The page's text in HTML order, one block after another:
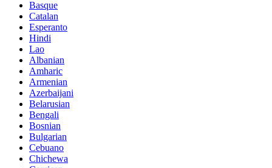
Basque
Catalan
Esperanto
Hindi
Lao
Albanian
Amharic
Armenian
Azerbaijani
Belarusian
Bengali
Bosnian
Bulgarian
Cebuano
Chichewa